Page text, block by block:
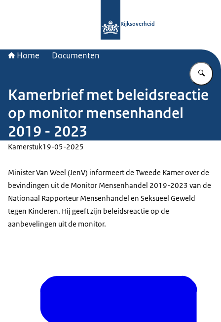
Rijksoverheid
Home Documenten
Kamerbrief met beleidsreactie
op monitor mensenhandel
2019 - 2023
Kamerstuk19-05-2025
Minister Van Weel (JenV) informeert de Tweede Kamer over de
bevindingen uit de Monitor Mensenhandel 2019-2023 van de
Nationaal Rapporteur Mensenhandel en Seksueel Geweld
tegen Kinderen. Hij geeft zijn beleidsreactie op de
aanbevelingen uit de monitor.